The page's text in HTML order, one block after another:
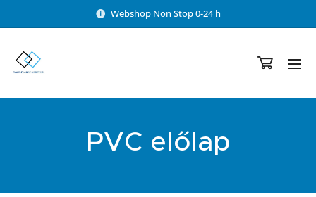
Webshop Non Stop 0-24 h
PVC előlap